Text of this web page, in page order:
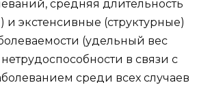
средняя длительность
и экстенсивные (структурные)
(удельный вес
в связи с
среди всех случаев